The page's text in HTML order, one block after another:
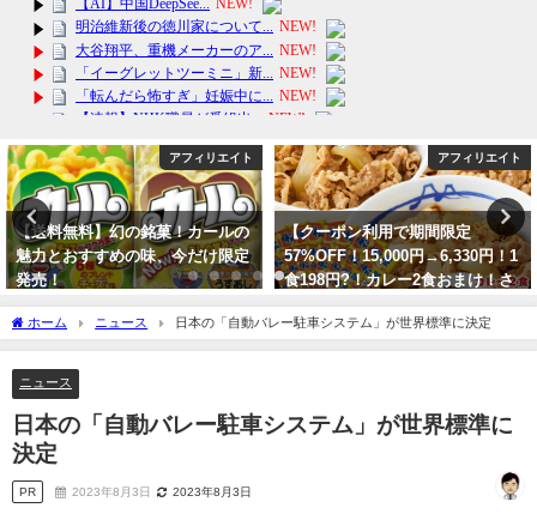
アフィリエイト
【送料無料】幻の銘菓！カールの
魅力とおすすめの味、今だけ限定
発売！
アフィリエイト
【クーポン利用で期間限定
57%OFF！15,000円→6,330円！1
食198円?！カレー2食おまけ！さ
らに100人に1人牛めし10食が当た
るキャンペーンも！】松屋
ホーム ニュース 日本の「自動バレー駐車システム」が世界標準に決定
ニュース
日本の「自動バレー駐車システム」が世界標準に
決定
PR 2023年8月3日 2023年8月3日